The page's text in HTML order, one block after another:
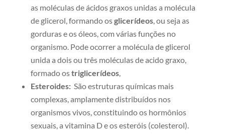
as moléculas de ácidos graxos unidas a molécula
de glicerol, formando osglicerídeos, ou seja as
gorduras e os óleos, com várias funções no
organismo. Pode ocorrer a molécula de glicerol
unida a dois ou três moléculas de acido graxo,
formado ostriglicerídeos,
Esteroides: São estruturas químicas mais
complexas, amplamente distribuídos nos
organismos vivos, constituindo os hormônios
sexuais, a vitamina D e os esteróis (colesterol).